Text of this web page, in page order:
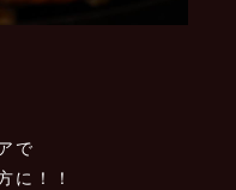
で
に！！